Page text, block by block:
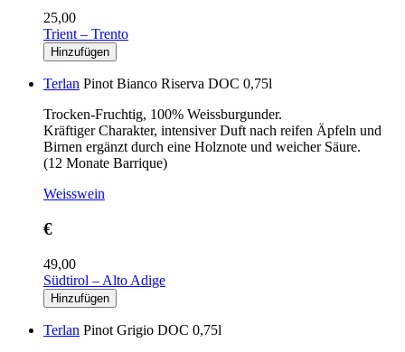
25,00
Trient – Trento
Terlan Pinot Bianco Riserva DOC 0,75l
Trocken-Fruchtig, 100% Weissburgunder.
Kräftiger Charakter, intensiver Duft nach reifen Äpfeln und
Birnen ergänzt durch eine Holznote und weicher Säure.
(12 Monate Barrique)
Weisswein
€
49,00
Südtirol – Alto Adige
Terlan Pinot Grigio DOC 0,75l